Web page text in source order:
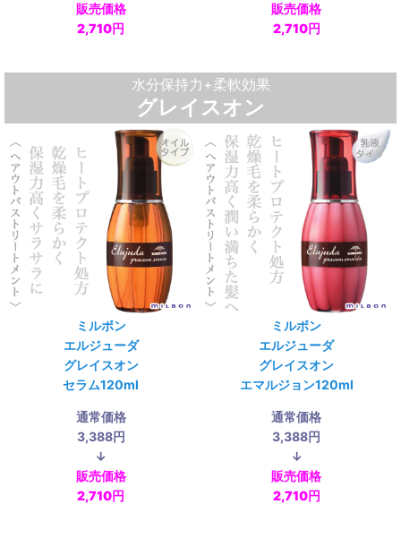
販売価格
2,710円
販売価格
2,710円
水分保持力+柔軟効果
グレイスオン
ミルボン
エルジューダ
グレイスオン
セラム120ml
通常価格
3,388円
↓
販売価格
2,710円
ミルボン
エルジューダ
グレイスオン
エマルジョン120ml
通常価格
3,388円
↓
販売価格
2,710円